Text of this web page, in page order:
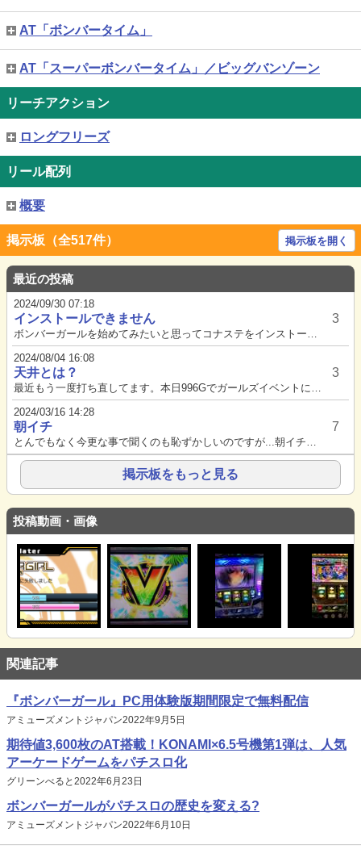
AT「ボンバータイム」
AT「スーパーボンバータイム」／ビッグバンゾーン
リーチアクション
ロングフリーズ
リール配列
概要
掲示板（全517件） 掲示板を開く
最近の投稿
2024/09/30 07:18
インストールできません
ボンバーガールを始めてみたいと思ってコナステをインストールしたのですが、アップデートが毎回ここで失敗してプレイできません...
3
2024/08/04 16:08
天井とは？
最近もう一度打ち直してます。本日996Gでガールズイベントに当選、そのままボーナスに入りましたがATがついてきませんでし...
3
2024/03/16 14:28
朝イチ
とんでもなく今更な事で聞くのも恥ずかしいのですが...朝イチでメニュー画面の各g数が-になっていたらリセットですか？...
7
掲示板をもっと見る
投稿動画・画像
関連記事
『ボンバーガール』PC用体験版期間限定で無料配信
アミューズメントジャパン2022年9月5日
期待値3,600枚のAT搭載！KONAMI×6.5号機第1弾は、人気
アーケードゲームをパチスロ化
グリーンべると2022年6月23日
ボンバーガールがパチスロの歴史を変える?
アミューズメントジャパン2022年6月10日